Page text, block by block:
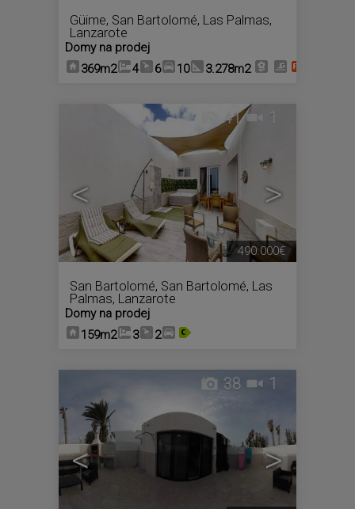
Güime, San Bartolomé, Las Palmas,
Lanzarote
Domy na prodej
369m2
4 6 10 3.278m2
< >
41 1
San Bartolomé, San Bartolomé, Las
Palmas, Lanzarote
Domy na prodej
159m2
3 2
490.000€
< >
38 1